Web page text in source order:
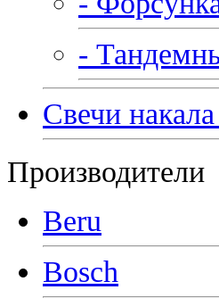
-
Свечи
Производители
Beru
Bosch